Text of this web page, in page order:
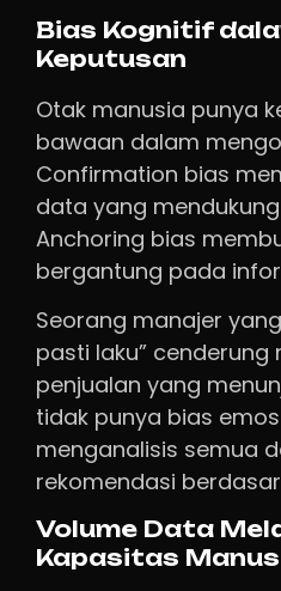
Bias Kognitif
Keputusan
Otak manusia punya
bawaan dalam
Confirmation bias
data yang
Anchoring bias
bergantung pada
Seorang manajer
pasti laku”
penjualan yang
tidak punya bias
menganalisis semua
rekomendasi
Volume Data
Kapasitas